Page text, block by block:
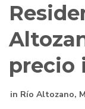
precio
in Río Altozano,